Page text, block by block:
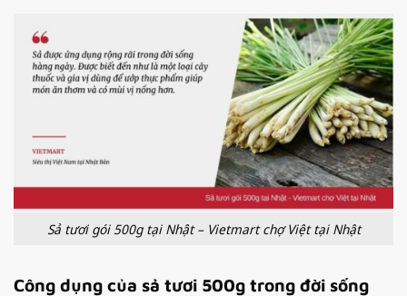
Sả tươi gói 500g tại Nhật – Vietmart chợ Việt tại Nhật
Công dụng của sả tươi 500g trong đời sống